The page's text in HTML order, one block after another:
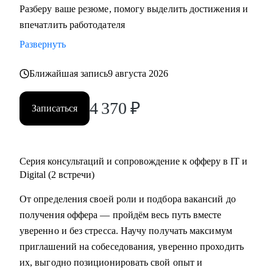
резюме, знаю, как подготовить к переходу в IT и Digital
или управленческую роль;
• Жил 2 года в Финляндии, вернулся в Россию; владею
С чем помогу:
• Составить по-настоящему эффективное резюме;
• Подготовиться к интервью;
опыта;
• Узнать, как попасть в ТОП компанию и расти в ней;
• Узнать, как договариваться о повышении зарплаты;
• Начать управлять процессами, проектами и
сотрудниками.
Кому могу помочь:
Разберу ваше резюме, помогу выделить достижения и
впечатлить работодателя
Развернуть
Ближайшая запись9 августа 2026
Записаться 4 370 ₽
Серия консультаций и сопровождение к офферу в IT и
Digital (2 встречи)
От определения своей роли и подбора вакансий до
получения оффера — пройдём весь путь вместе
уверенно и без стресса. Научу получать максимум
приглашений на собеседования, уверенно проходить
их, выгодно позиционировать свой опыт и